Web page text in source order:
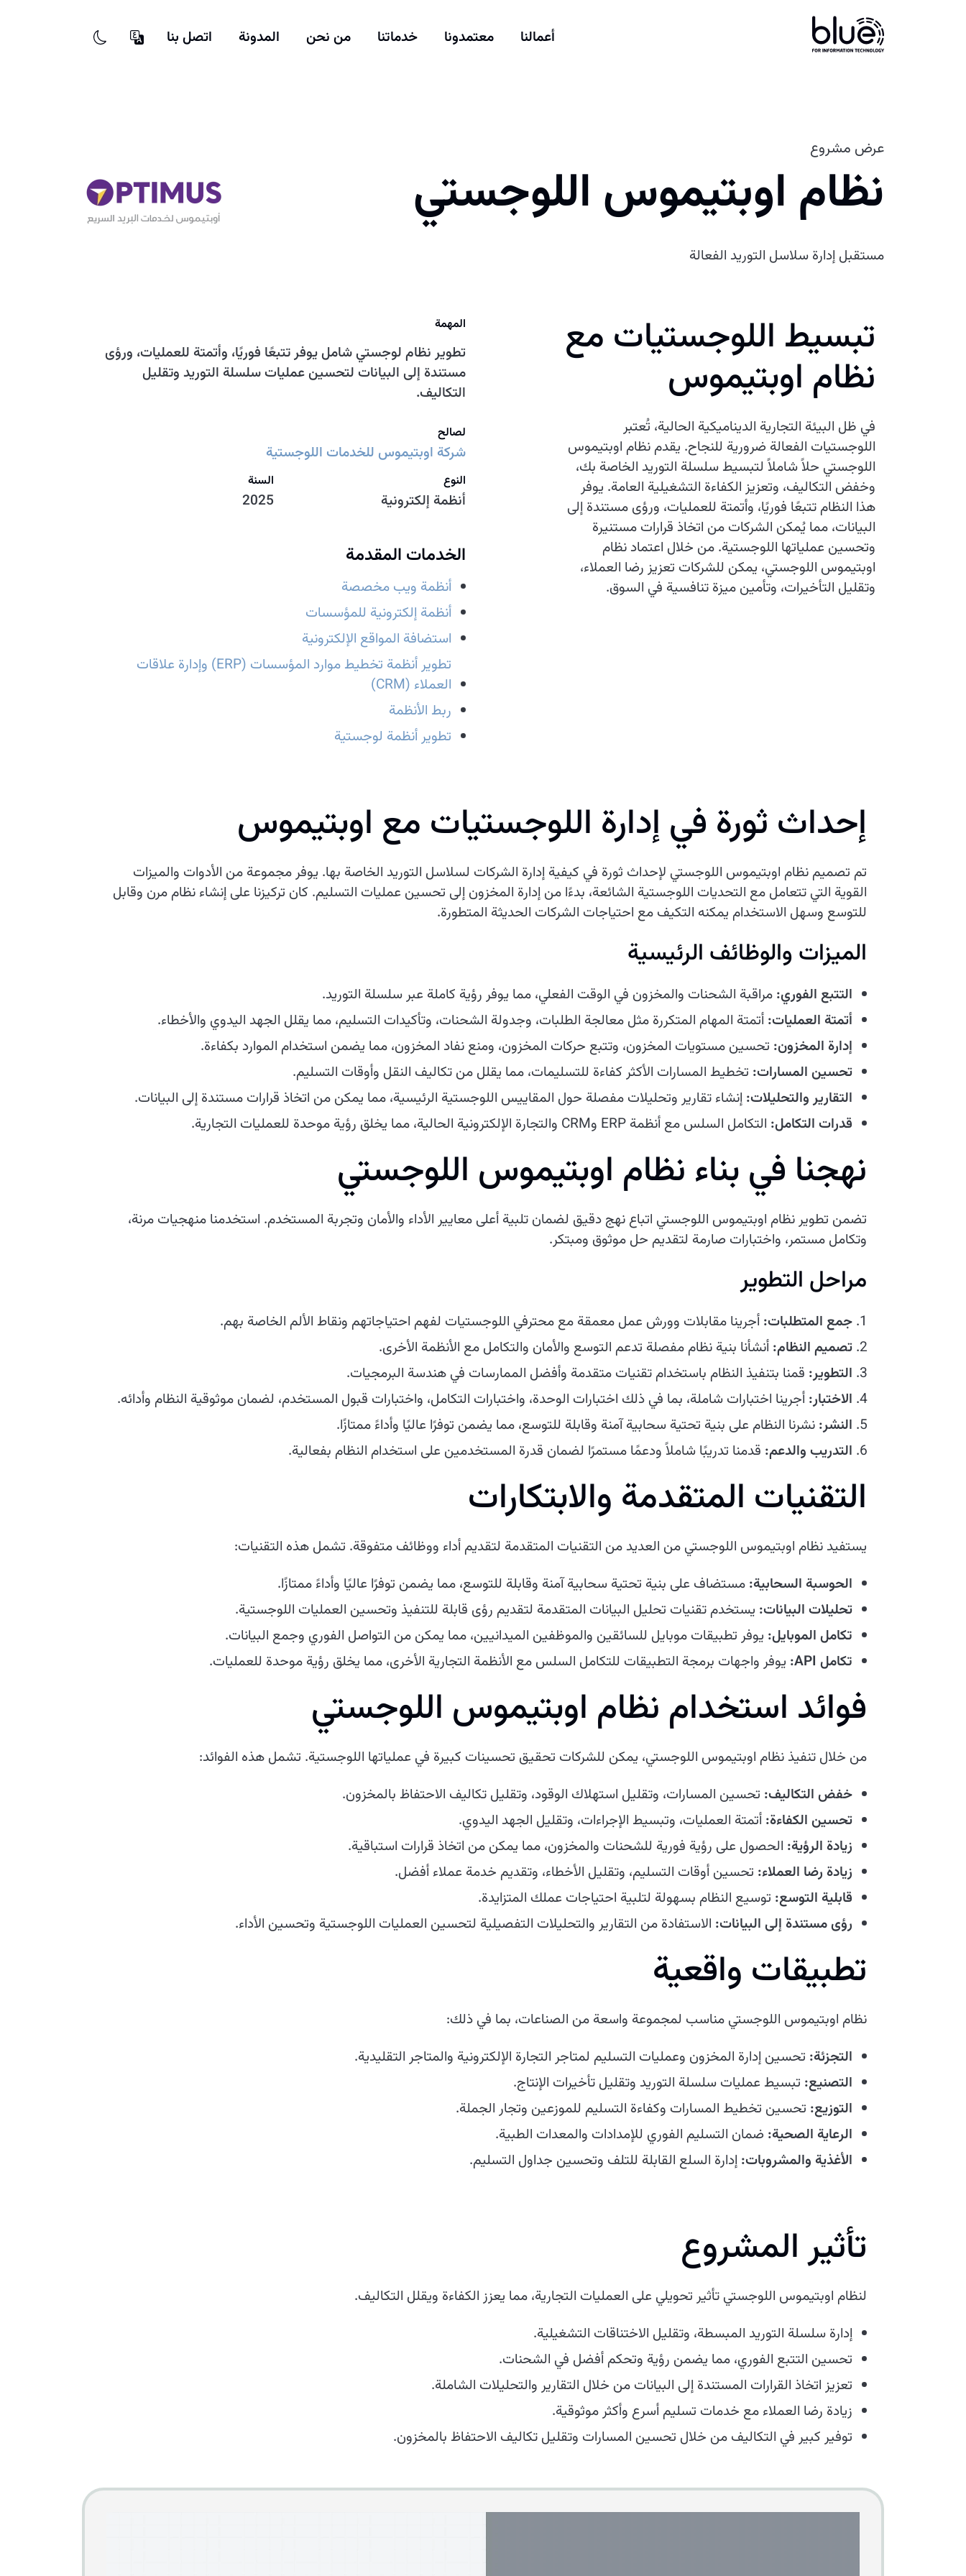
أعمالنا معتمدونا خدماتنا من نحن المدونة اتصل بنا
عرض مشروع
نظام اوبتيموس اللوجستي
مستقبل إدارة سلاسل التوريد الفعالة
تبسيط اللوجستيات مع
نظام اوبتيموس
في ظل البيئة التجارية الديناميكية الحالية، تُعتبر
اللوجستيات الفعالة ضرورية للنجاح. يقدم نظام اوبتيموس
اللوجستي حلاً شاملاً لتبسيط سلسلة التوريد الخاصة بك،
وخفض التكاليف، وتعزيز الكفاءة التشغيلية العامة. يوفر
هذا النظام تتبعًا فوريًا، وأتمتة للعمليات، ورؤى مستندة إلى
البيانات، مما يُمكن الشركات من اتخاذ قرارات مستنيرة
وتحسين عملياتها اللوجستية. من خلال اعتماد نظام
اوبتيموس اللوجستي، يمكن للشركات تعزيز رضا العملاء،
وتقليل التأخيرات، وتأمين ميزة تنافسية في السوق.
المهمة
تطوير نظام لوجستي شامل يوفر تتبعًا فوريًا، وأتمتة للعمليات، ورؤى
مستندة إلى البيانات لتحسين عمليات سلسلة التوريد وتقليل
التكاليف.
لصالح
شركة اوبتيموس للخدمات اللوجستية
النوع
أنظمة إلكترونية
السنة
2025
الخدمات المقدمة
أنظمة ويب مخصصة
أنظمة إلكترونية للمؤسسات
استضافة المواقع الإلكترونية
تطوير أنظمة تخطيط موارد المؤسسات (ERP) وإدارة علاقات
العملاء (CRM)
ربط الأنظمة
تطوير أنظمة لوجستية
إحداث ثورة في إدارة اللوجستيات مع اوبتيموس
تم تصميم نظام اوبتيموس اللوجستي لإحداث ثورة في كيفية إدارة الشركات لسلاسل التوريد الخاصة بها. يوفر مجموعة من الأدوات والميزات
القوية التي تتعامل مع التحديات اللوجستية الشائعة، بدءًا من إدارة المخزون إلى تحسين عمليات التسليم. كان تركيزنا على إنشاء نظام مرن وقابل
للتوسع وسهل الاستخدام يمكنه التكيف مع احتياجات الشركات الحديثة المتطورة.
الميزات والوظائف الرئيسية
التتبع الفوري: مراقبة الشحنات والمخزون في الوقت الفعلي، مما يوفر رؤية كاملة عبر سلسلة التوريد.
أتمتة العمليات: أتمتة المهام المتكررة مثل معالجة الطلبات، وجدولة الشحنات، وتأكيدات التسليم، مما يقلل الجهد اليدوي والأخطاء.
إدارة المخزون: تحسين مستويات المخزون، وتتبع حركات المخزون، ومنع نفاد المخزون، مما يضمن استخدام الموارد بكفاءة.
تحسين المسارات: تخطيط المسارات الأكثر كفاءة للتسليمات، مما يقلل من تكاليف النقل وأوقات التسليم.
التقارير والتحليلات: إنشاء تقارير وتحليلات مفصلة حول المقاييس اللوجستية الرئيسية، مما يمكن من اتخاذ قرارات مستندة إلى البيانات.
قدرات التكامل: التكامل السلس مع أنظمة ERP وCRM والتجارة الإلكترونية الحالية، مما يخلق رؤية موحدة للعمليات التجارية.
نهجنا في بناء نظام اوبتيموس اللوجستي
تضمن تطوير نظام اوبتيموس اللوجستي اتباع نهج دقيق لضمان تلبية أعلى معايير الأداء والأمان وتجربة المستخدم. استخدمنا منهجيات مرنة،
وتكامل مستمر، واختبارات صارمة لتقديم حل موثوق ومبتكر.
مراحل التطوير
جمع المتطلبات: أجرينا مقابلات وورش عمل معمقة مع محترفي اللوجستيات لفهم احتياجاتهم ونقاط الألم الخاصة بهم.
تصميم النظام: أنشأنا بنية نظام مفصلة تدعم التوسع والأمان والتكامل مع الأنظمة الأخرى.
التطوير: قمنا بتنفيذ النظام باستخدام تقنيات متقدمة وأفضل الممارسات في هندسة البرمجيات.
الاختبار: أجرينا اختبارات شاملة، بما في ذلك اختبارات الوحدة، واختبارات التكامل، واختبارات قبول المستخدم، لضمان موثوقية النظام وأدائه.
النشر: نشرنا النظام على بنية تحتية سحابية آمنة وقابلة للتوسع، مما يضمن توفرًا عاليًا وأداءً ممتازًا.
التدريب والدعم: قدمنا تدريبًا شاملاً ودعمًا مستمرًا لضمان قدرة المستخدمين على استخدام النظام بفعالية.
التقنيات المتقدمة والابتكارات
يستفيد نظام اوبتيموس اللوجستي من العديد من التقنيات المتقدمة لتقديم أداء ووظائف متفوقة. تشمل هذه التقنيات:
الحوسبة السحابية: مستضاف على بنية تحتية سحابية آمنة وقابلة للتوسع، مما يضمن توفرًا عاليًا وأداءً ممتازًا.
تحليلات البيانات: يستخدم تقنيات تحليل البيانات المتقدمة لتقديم رؤى قابلة للتنفيذ وتحسين العمليات اللوجستية.
تكامل الموبايل: يوفر تطبيقات موبايل للسائقين والموظفين الميدانيين، مما يمكن من التواصل الفوري وجمع البيانات.
تكامل API:
يوفر واجهات برمجة التطبيقات للتكامل السلس مع الأنظمة التجارية الأخرى، مما يخلق رؤية موحدة للعمليات.
فوائد استخدام نظام اوبتيموس اللوجستي
من خلال تنفيذ نظام اوبتيموس اللوجستي، يمكن للشركات تحقيق تحسينات كبيرة في عملياتها اللوجستية. تشمل هذه الفوائد:
خفض التكاليف: تحسين المسارات، وتقليل استهلاك الوقود، وتقليل تكاليف الاحتفاظ بالمخزون.
تحسين الكفاءة: أتمتة العمليات، وتبسيط الإجراءات، وتقليل الجهد اليدوي.
زيادة الرؤية: الحصول على رؤية فورية للشحنات والمخزون، مما يمكن من اتخاذ قرارات استباقية.
زيادة رضا العملاء: تحسين أوقات التسليم، وتقليل الأخطاء، وتقديم خدمة عملاء أفضل.
قابلية التوسع: توسيع النظام بسهولة لتلبية احتياجات عملك المتزايدة.
رؤى مستندة إلى البيانات: الاستفادة من التقارير والتحليلات التفصيلية لتحسين العمليات اللوجستية وتحسين الأداء.
تطبيقات واقعية
نظام اوبتيموس اللوجستي مناسب لمجموعة واسعة من الصناعات، بما في ذلك:
التجزئة: تحسين إدارة المخزون وعمليات التسليم لمتاجر التجارة الإلكترونية والمتاجر التقليدية.
التصنيع: تبسيط عمليات سلسلة التوريد وتقليل تأخيرات الإنتاج.
التوزيع: تحسين تخطيط المسارات وكفاءة التسليم للموزعين وتجار الجملة.
الرعاية الصحية: ضمان التسليم الفوري للإمدادات والمعدات الطبية.
الأغذية والمشروبات: إدارة السلع القابلة للتلف وتحسين جداول التسليم.
تأثير المشروع
لنظام اوبتيموس اللوجستي تأثير تحويلي على العمليات التجارية، مما يعزز الكفاءة ويقلل التكاليف.
إدارة سلسلة التوريد المبسطة، وتقليل الاختناقات التشغيلية.
تحسين التتبع الفوري، مما يضمن رؤية وتحكم أفضل في الشحنات.
تعزيز اتخاذ القرارات المستندة إلى البيانات من خلال التقارير والتحليلات الشاملة.
زيادة رضا العملاء مع خدمات تسليم أسرع وأكثر موثوقية.
توفير كبير في التكاليف من خلال تحسين المسارات وتقليل تكاليف الاحتفاظ بالمخزون.